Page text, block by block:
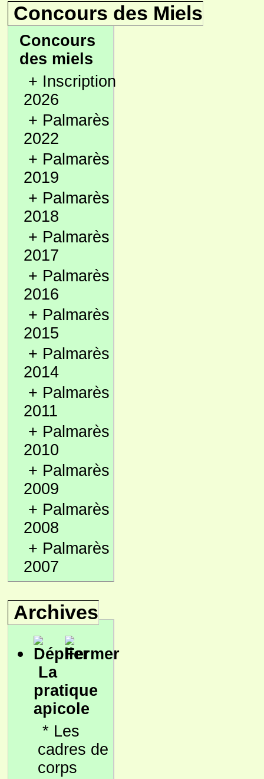
Concours des Miels
Concours
des miels
+ Inscription
2026
+ Palmarès
2022
+ Palmarès
2019
+ Palmarès
2018
+ Palmarès
2017
+ Palmarès
2016
+ Palmarès
2015
+ Palmarès
2014
+ Palmarès
2011
+ Palmarès
2010
+ Palmarès
2009
+ Palmarès
2008
+ Palmarès
2007
Archives
La
pratique
apicole
* Les
cadres de
corps